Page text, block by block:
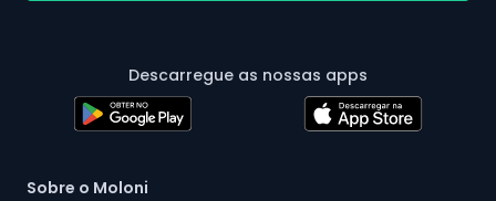
Descarregue as nossas apps
Sobre o Moloni